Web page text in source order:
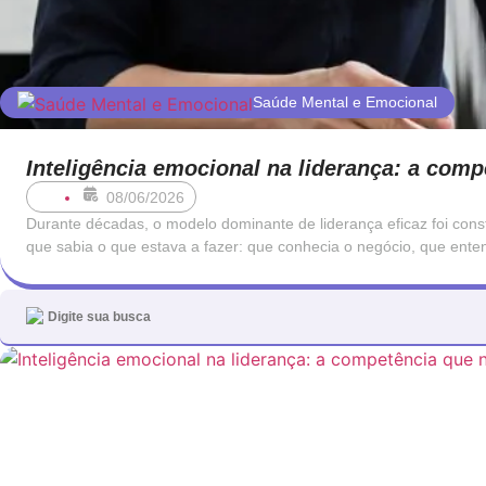
Saúde Mental e Emocional
Inteligência emocional na liderança: a
08/06/2026
Durante décadas, o modelo dominante de liderança eficaz foi
que sabia o que estava a fazer: que conhecia o negócio, que